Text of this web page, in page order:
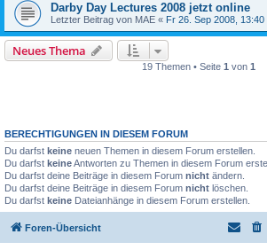
Darby Day Lectures 2008 jetzt online
Letzter Beitrag von MAE « Fr 26. Sep 2008, 13:40
Neues Thema
19 Themen • Seite 1 von 1
BERECHTIGUNGEN IN DIESEM FORUM
Du darfst keine neuen Themen in diesem Forum erstellen.
Du darfst keineAntworten zu Themen in diesem Forum
Du darfst deine Beiträge in diesem Forum nicht ändern.
Du darfst deine Beiträge in diesem Forum nicht löschen.
Du darfst keine Dateianhänge in diesem Forum erstellen.
Foren-Übersicht